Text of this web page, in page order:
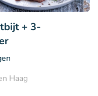
+ 3-
Haag